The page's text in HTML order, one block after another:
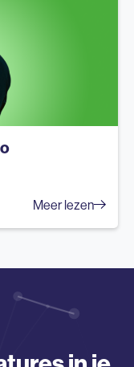
Meer lezen